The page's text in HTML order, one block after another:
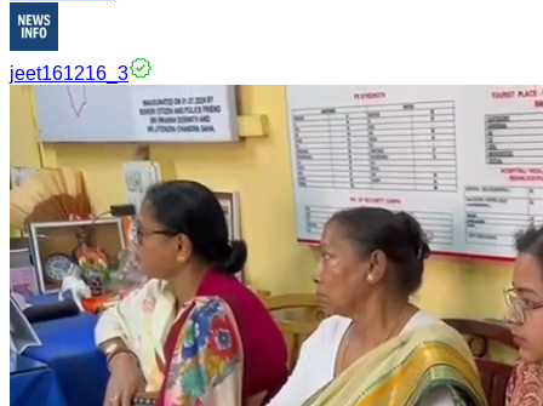
jeet161216_3